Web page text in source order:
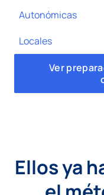
Autonómicas
Locales
Ver
Ellos ya